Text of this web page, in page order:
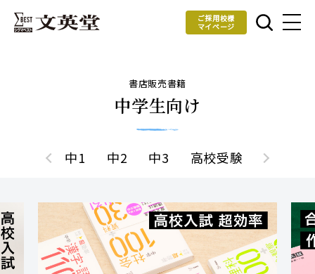
ご採用校様
マイページ
書店販売書籍
中学生向け
中1 中2 中3 高校受験